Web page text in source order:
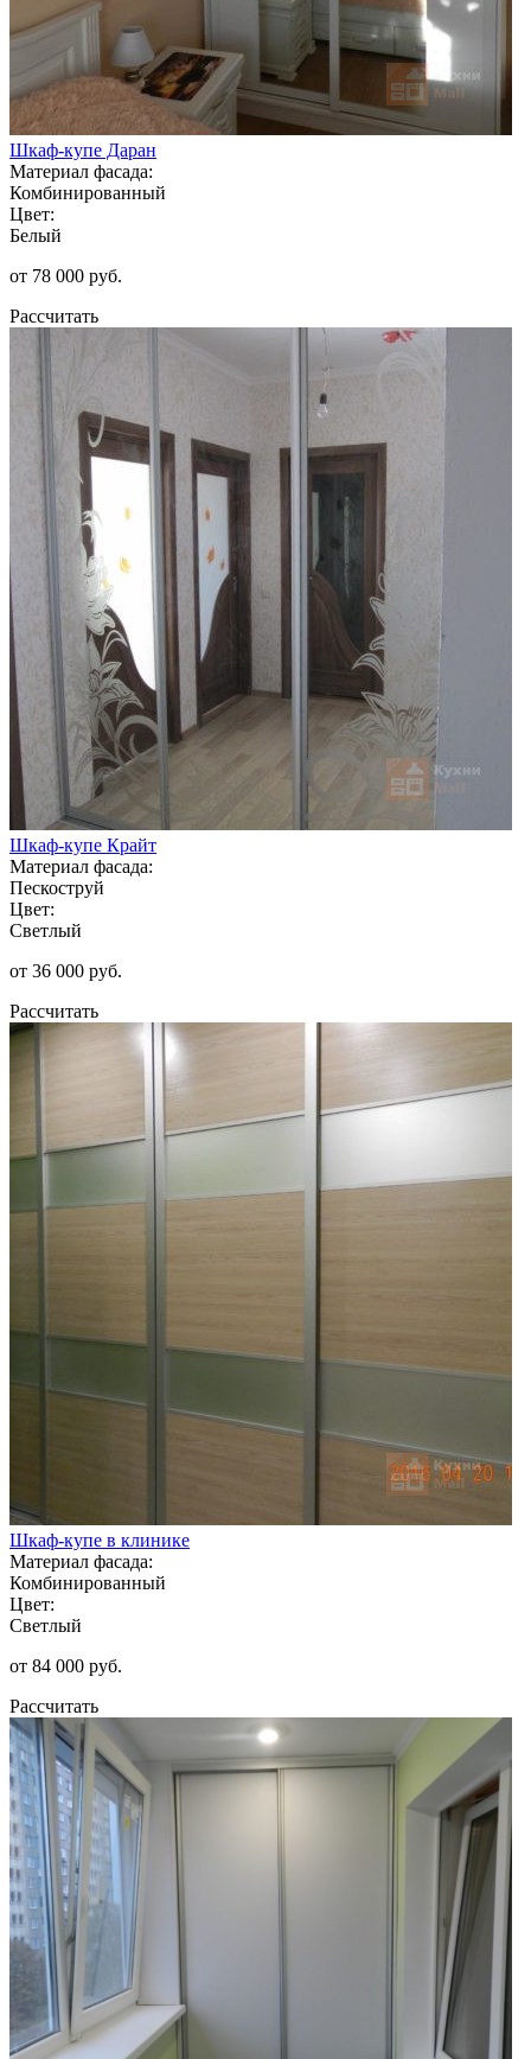
Шкаф-купе Даран
Материал фасада:
Комбинированный
Цвет:
Белый
от 78 000 руб.
Рассчитать
Шкаф-купе Крайт
Материал фасада:
Пескоструй
Цвет:
Светлый
от 36 000 руб.
Рассчитать
Шкаф-купе в клинике
Материал фасада:
Комбинированный
Цвет:
Светлый
от 84 000 руб.
Рассчитать